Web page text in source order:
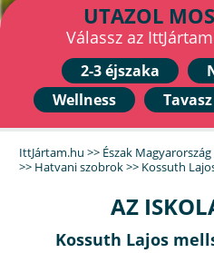
UTAZOL
Válassz az
2-3 éjszaka
Wellness
Tavasz
IttJártam.hu >> Észak Magyarország
>> Hatvani szobrok>> Kossuth
AZ
Kossuth Lajos